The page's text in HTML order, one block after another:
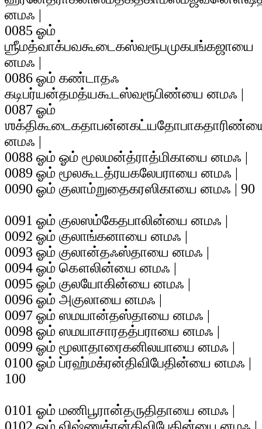
னமஃ |
0085 ஓம்
ஶ்ரீமத்வாக்பவகூடைகஸ்வரூபமுகபங்கஜாயை
னமஃ |
0086 ஓம் கண்டாதஃ
கடிபர்யன்தமத்யகூடஸ்வரூபிண்யை னமஃ |
0087 ஓம்
னமஃ |
0088 ஓம் ஓம் மூலமன்த்ராத்மிகாயை னமஃ |
0089 ஓம் மூலகூடத்ரயகலேபராயை னமஃ |
0090 ஓம் குலாம்றுதைகரஸிகாயை னமஃ | 90
0091 ஓம் குலஸம்கேதபாலின்யை னமஃ |
0092 ஓம் குலாங்கனாயை னமஃ |
0093 ஓம் குலான்தஃஸ்தாயை னமஃ |
0094 ஓம் கௌலின்யை னமஃ |
0095 ஓம் குலயோகின்யை னமஃ |
0096 ஓம் அகுலாயை னமஃ |
0097 ஓம் ஸமயான்தஸ்தாயை னமஃ |
0098 ஓம் ஸமயாசாரதத்பராயை னமஃ |
0099 ஓம் மூலாதாரைகனிலயாயை னமஃ |
0100 ஓம் ப்ரஹ்மக்ரன்திவிபேதின்யை னமஃ |
100
0101 ஓம் மணிபூரான்தருதிதாயை னமஃ |